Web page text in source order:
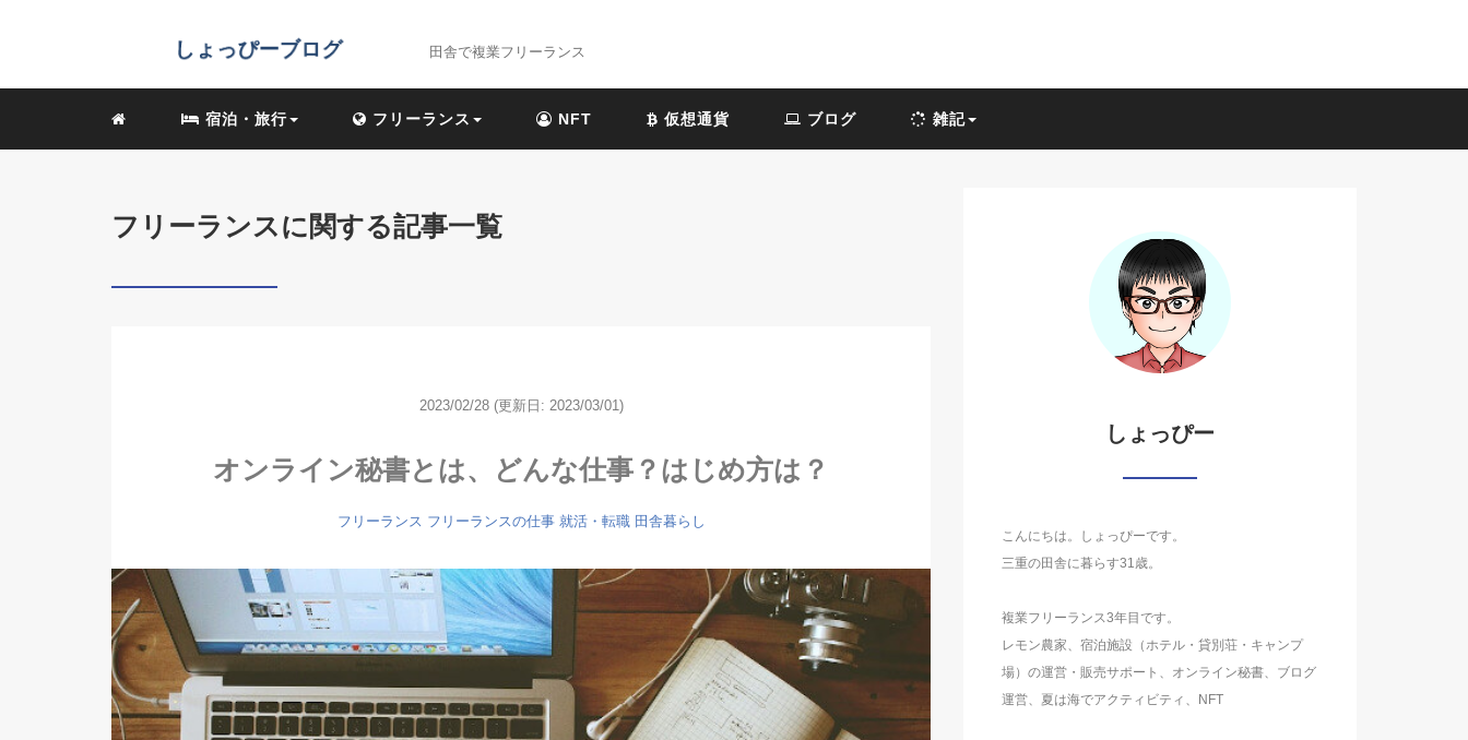
田舎で複業フリーランス
宿泊・旅行 フリーランス NFT 仮想通貨 ブログ 雑記
フリーランスに関する記事一覧
2023/02/28 (更新日: 2023/03/01)
オンライン秘書とは、どんな仕事？はじめ方は？
フリーランス フリーランスの仕事 就活・転職 田舎暮らし
しょっぴー
こんにちは。しょっぴーです。
三重の田舎に暮らす31歳。
複業フリーランス3年目です。
レモン農家、宿泊施設（ホテル・貸別荘・キャンプ
場）の運営・販売サポート、オンライン秘書、ブログ
運営、夏は海でアクティビティ、NFT